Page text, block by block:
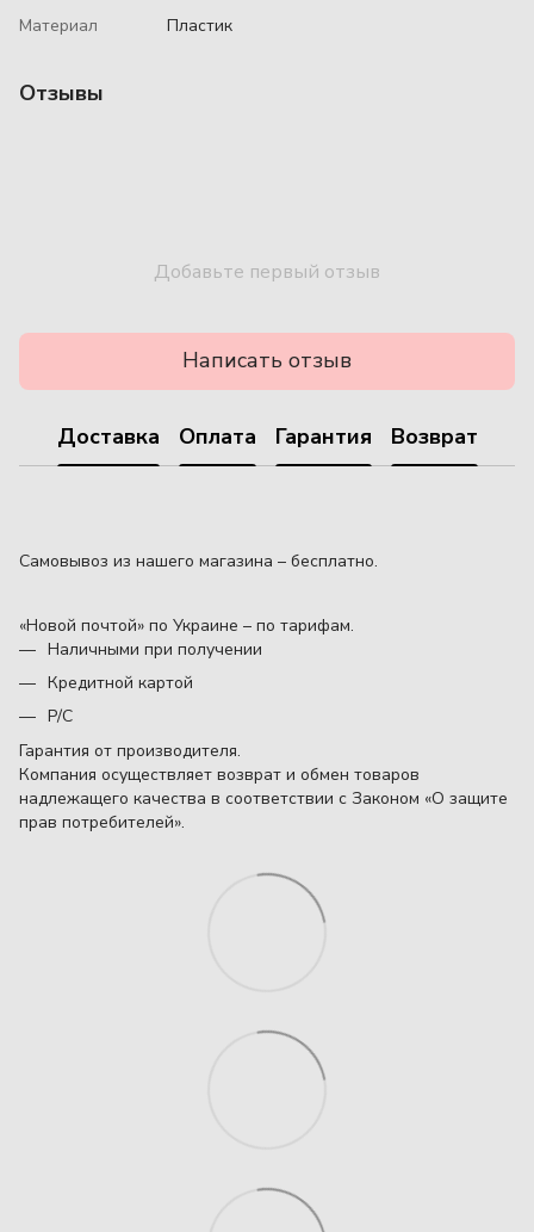
Материал Пластик
Отзывы
Добавьте первый отзыв
Написать отзыв
Доставка Оплата Гарантия Возврат
Самовывоз из нашего магазина – бесплатно.
«Новой почтой» по Украине – по тарифам.
Наличными при получении
Кредитной картой
Р/С
Гарантия от производителя.
Компания осуществляет возврат и обмен товаров
надлежащего качества в соответствии с Законом «О защите
прав потребителей».